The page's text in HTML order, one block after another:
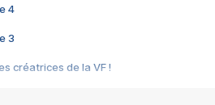
4
3
créatrices de la VF !